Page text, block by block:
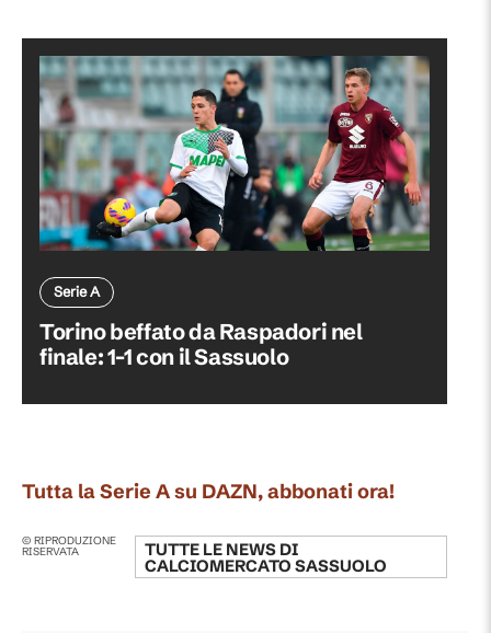
Serie A
Torino beffato da Raspadori nel
finale: 1-1 con il Sassuolo
Tutta la Serie A su DAZN, abbonati ora!
© RIPRODUZIONE
RISERVATA TUTTE LE NEWS DI
CALCIOMERCATO SASSUOLO